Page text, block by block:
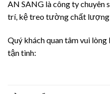
AN SANG là công ty chuyên
trí, kệ treo tường chất lượng
Quý khách quan tâm vui
tận tình: